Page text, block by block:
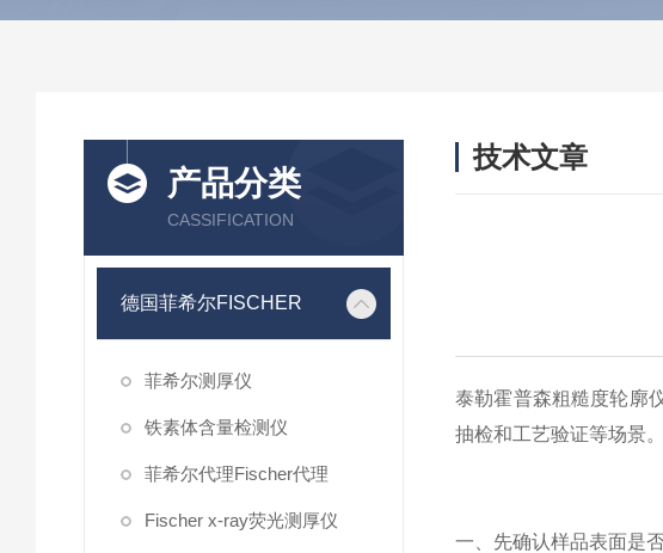
产品分类
CASSIFICATION
德国菲希尔FISCHER
菲希尔测厚仪
铁素体含量检测仪
菲希尔代理Fischer代理
Fischer x-ray荧光测厚仪
技术文章
泰勒霍普森粗糙度轮廓
抽检和工艺验证等场景
一、先确认样品表面是